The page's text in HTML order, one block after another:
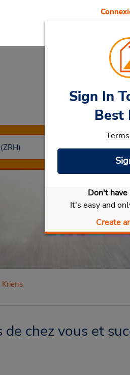
Car
Sign In
Best
Don't have
It's easy and
Create
Kriens
de chez vous et